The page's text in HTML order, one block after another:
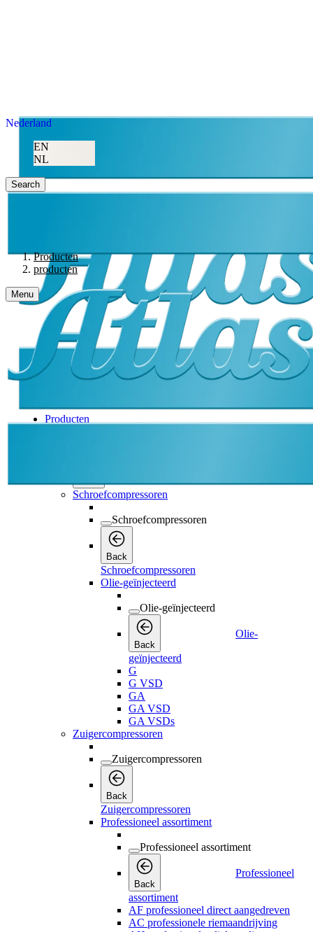
Nederland
EN
NL
Search
Producten
producten
Menu
Producten
Back
Schroefcompressoren
Schroefcompressoren
Back
Schroefcompressoren
Olie-geïnjecteerd
Olie-geïnjecteerd
Back
Olie-
geïnjecteerd
G
G VSD
GA
GA VSD
GA VSDs
Zuigercompressoren
Zuigercompressoren
Back
Zuigercompressoren
Professioneel assortiment
Professioneel assortiment
Back
Professioneel
assortiment
AF professioneel direct aangedreven
AC professionele riemaandrijving